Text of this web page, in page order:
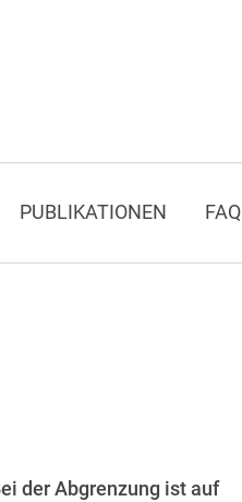
PUBLIKATIONEN FAQ
der Abgrenzung ist auf